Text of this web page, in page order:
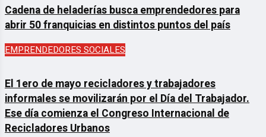
Cadena de heladerías busca emprendedores para
abrir 50 franquicias en distintos puntos del país
EMPRENDEDORES SOCIALES
El 1ero de mayo recicladores y trabajadores
informales se movilizarán por el Día del Trabajador.
Ese día comienza el Congreso Internacional de
Recicladores Urbanos